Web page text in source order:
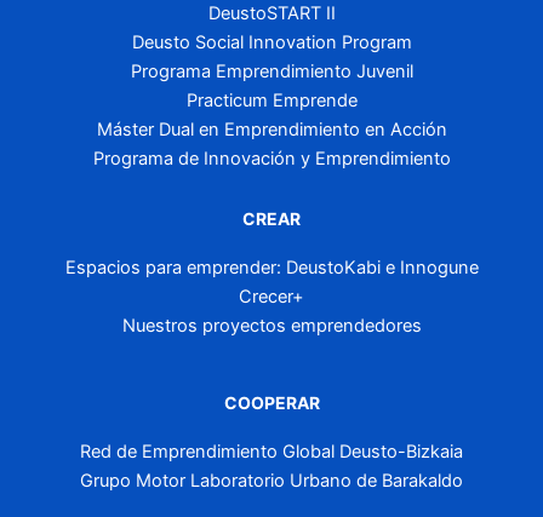
DeustoSTART II
Deusto Social Innovation Program
Programa Emprendimiento Juvenil
Practicum Emprende
Máster Dual en Emprendimiento en Acción
Programa de Innovación y Emprendimiento
CREAR
Espacios para emprender: DeustoKabi e Innogune
Crecer+
Nuestros proyectos emprendedores
COOPERAR
Red de Emprendimiento Global Deusto-Bizkaia
Grupo Motor Laboratorio Urbano de Barakaldo